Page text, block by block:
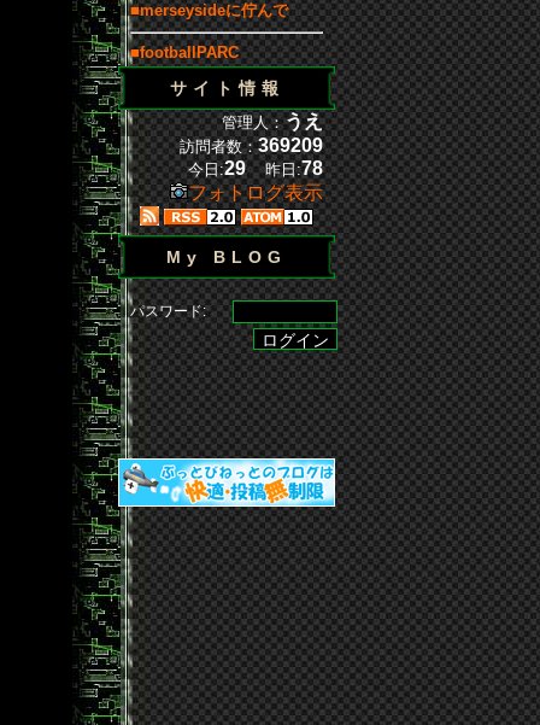
■merseysideに佇んで
■footballPARC
サイト情報
管理人：うえ
訪問者数：369209
今日:29 昨日:78
フォトログ表示
My BLOG
パスワード: